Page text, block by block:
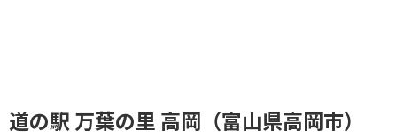
道の駅 万葉の里 高岡（富山県高岡市）